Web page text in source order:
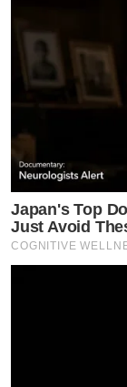
Japan's Top
Just Avoid
COGNITIVE